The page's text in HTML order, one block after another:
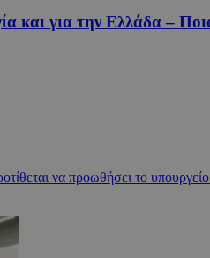
και για την Ελλάδα –
να προωθήσει το